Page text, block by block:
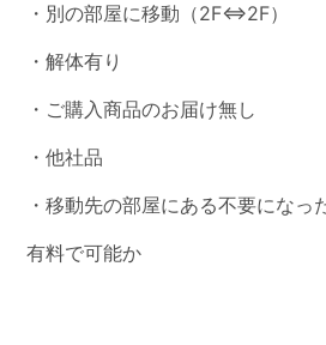
・別の部屋に移動（2F⇔2F）
・解体有り
・ご購入商品のお届け無し
・他社品
・移動先の部屋にある不要になっ
有料で可能か